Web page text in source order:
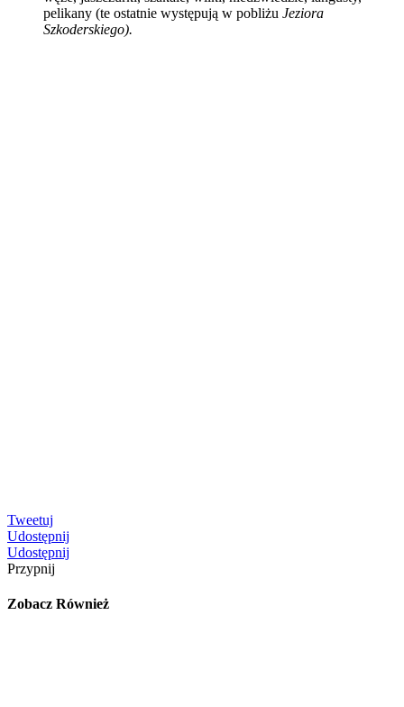
pelikany (te ostatnie występują w pobliżu Jeziora
Szkoderskiego).
Tweetuj
Udostępnij
Udostępnij
Przypnij
Zobacz Również